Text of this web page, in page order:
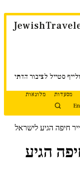
סטייל לציבור הדתי
מסעדות
מלונאות
חיפה הגיע לישראל
הגיע